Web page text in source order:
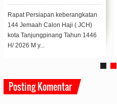
Persiapan
Rapat Persiapan keberangkatan
144 Jemaah Calon Haji ( JCH)
kota Tanjungpinang Tahun 1446
H/ 2026 M y...
Posting Komentar